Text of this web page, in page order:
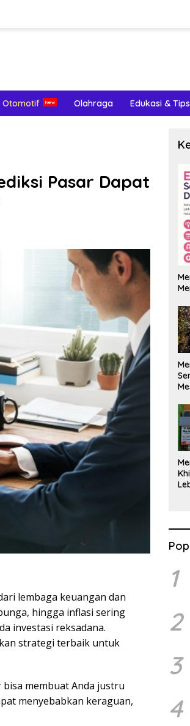
Otomotif Olahraga Edukasi & Tips
Pasar Dapat
lembaga keuangan dan
hingga inflasi sering
investasi reksadana.
strategi terbaik untuk
membuat Anda justru
menyebabkan keraguan,
1
2
3
4